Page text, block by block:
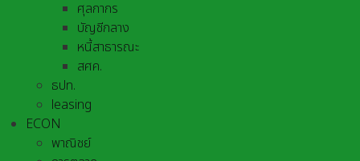
ศุลกากร
บัญชีกลาง
หนี้สาธารณะ
สศค.
ธปท.
leasing
ECON
พาณิชย์